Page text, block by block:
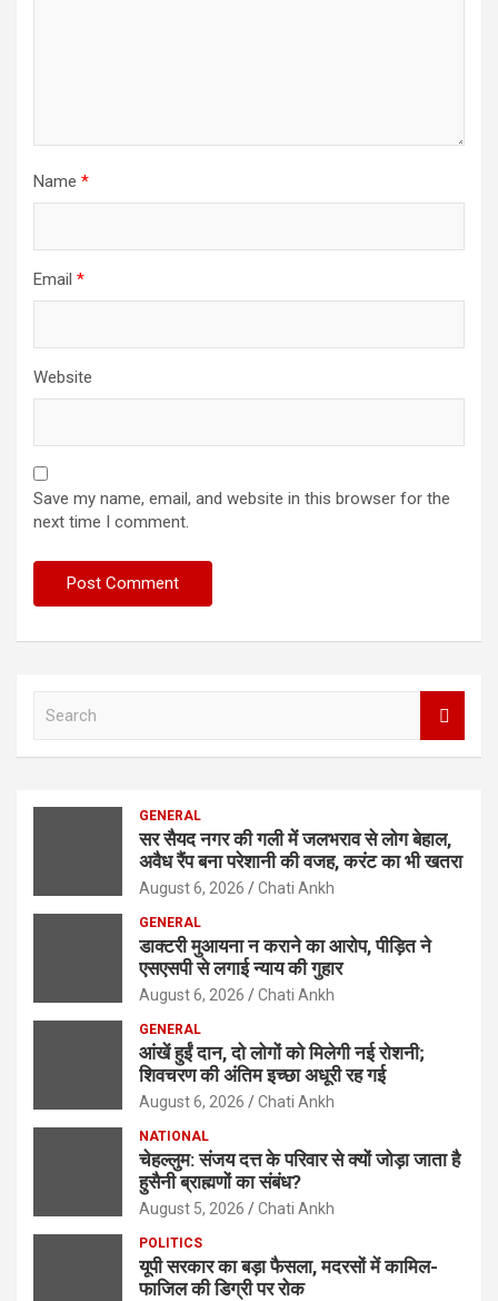
Name *
Email *
Website
Save my name, email, and website in this browser for the
next time I comment.
GENERAL
सर सैयद नगर की गली में जलभराव से लोग बेहाल,
अवैध रैंप बना परेशानी की वजह, करंट का भी खतरा
August 6, 2026 Chati Ankh
GENERAL
डाक्टरी मुआयना न कराने का आरोप, पीड़ित ने
एसएसपी से लगाई न्याय की गुहार
August 6, 2026 Chati Ankh
GENERAL
आंखें हुईं दान, दो लोगों को मिलेगी नई रोशनी;
शिवचरण की अंतिम इच्छा अधूरी रह गई
August 6, 2026 Chati Ankh
NATIONAL
चेहल्लुम: संजय दत्त के परिवार से क्यों जोड़ा जाता है
हुसैनी ब्राह्मणों का संबंध?
August 5, 2026 Chati Ankh
POLITICS
यूपी सरकार का बड़ा फैसला, मदरसों में कामिल-
फाजिल की डिग्री पर रोक